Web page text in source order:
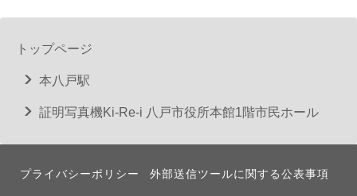
トップページ
本八戸駅
証明写真機Ki-Re-i 八戸市役所本館1階市民ホール
プライバシーポリシー 外部送信ツールに関する公表事項